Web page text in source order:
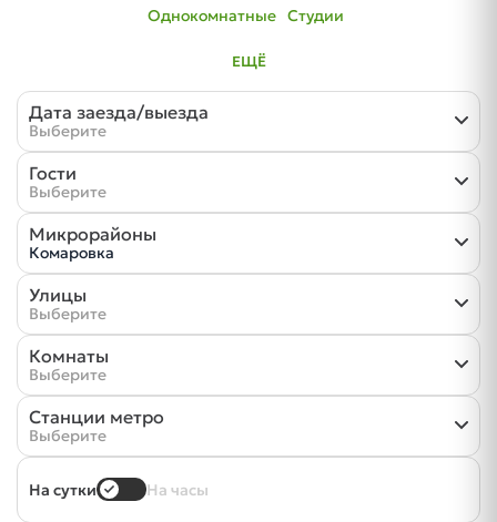
Однокомнатные Студии
ЕЩЁ
Дата заезда/выезда
Выберите
Гости
Выберите
Микрорайоны
Комаровка
Улицы
Выберите
Комнаты
Выберите
Станции метро
Выберите
На сутки На часы